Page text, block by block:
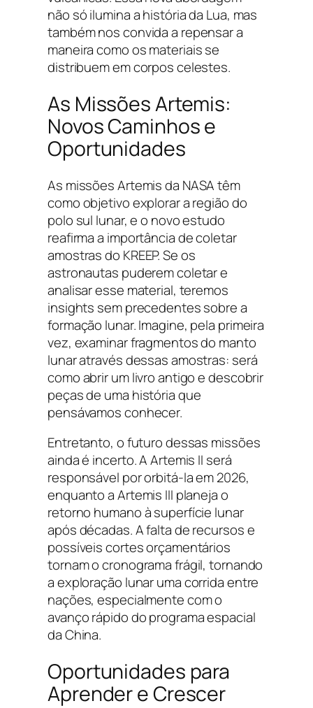
não só ilumina a história da Lua, mas
também nos convida a repensar a
maneira como os materiais se
distribuem em corpos celestes.
As Missões Artemis:
Novos Caminhos e
Oportunidades
As missões Artemis da NASA têm
como objetivo explorar a região do
polo sul lunar, e o novo estudo
reafirma a importância de coletar
amostras do KREEP. Se os
astronautas puderem coletar e
analisar esse material, teremos
insights sem precedentes sobre a
formação lunar. Imagine, pela primeira
vez, examinar fragmentos do manto
lunar através dessas amostras: será
como abrir um livro antigo e descobrir
peças de uma história que
pensávamos conhecer.
Entretanto, o futuro dessas missões
ainda é incerto. A Artemis II será
responsável por orbitá-la em 2026,
enquanto a Artemis III planeja o
retorno humano à superfície lunar
após décadas. A falta de recursos e
possíveis cortes orçamentários
tornam o cronograma frágil, tornando
a exploração lunar uma corrida entre
nações, especialmente com o
avanço rápido do programa espacial
da China.
Oportunidades para
Aprender e Crescer